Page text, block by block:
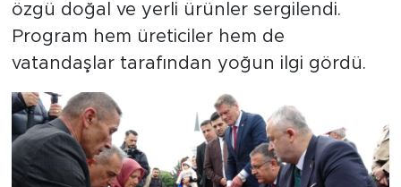
özgü doğal ve yerli ürünler sergilendi.
Program hem üreticiler hem de
vatandaşlar tarafından yoğun ilgi gördü.